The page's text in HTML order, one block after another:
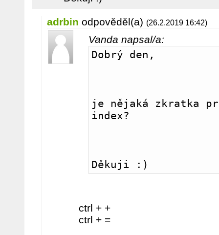
adrbin odpověděl(a) (26.2.2019 16:42)
Vanda napsal/a:
Dobrý den,
je nějaká zkratka
index?
Děkuji :)
ctrl + +
ctrl + =